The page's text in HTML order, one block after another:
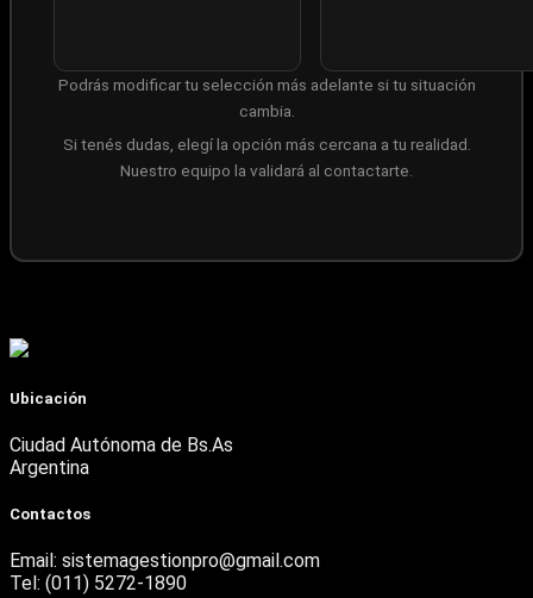
Podrás modificar tu selección más adelante si tu situación
cambia.
Si tenés dudas, elegí la opción más cercana a tu realidad.
Nuestro equipo la validará al contactarte.
Ubicación
Ciudad Autónoma de Bs.As
Argentina
Contactos
Email: sistemagestionpro@gmail.com
Tel: (011) 5272-1890